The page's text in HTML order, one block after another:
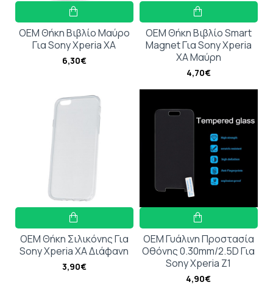
OEM Θήκη Βιβλίο Μαύρο
Για Sony Xperia XA
6,30€
OEM Θήκη Βιβλίο Smart
Magnet Για Sony Xperia
XA Μαύρη
4,70€
OEM Θήκη Σιλικόνης Για
Sony Xperia XA Διάφανη
3,90€
OEM Γυάλινη Προστασία
Οθόνης 0.30mm/2.5D Για
Sony Xperia Z1
4,90€